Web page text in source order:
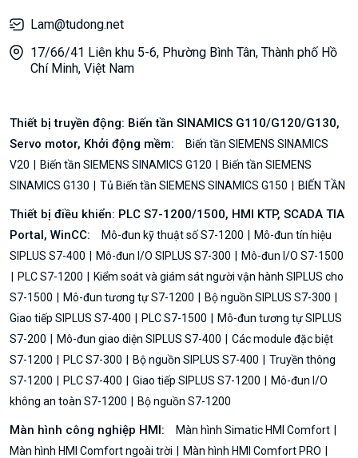
Lam@tudong.net
17/66/41 Liên khu 5-6, Phường Bình Tân, Thành phố Hồ
Chí Minh, Việt Nam
Thiết bị truyền động: Biến tần SINAMICS G110/G120/G130,
Servo motor, Khởi động mềm:
Biến tần SIEMENS SINAMICS
V20
Biến tần SIEMENS SINAMICS G120
Biến tần SIEMENS
SINAMICS G130
Tủ Biến tần SIEMENS SINAMICS G150 BIẾN TẦN
Thiết bị điều khiển: PLC S7-1200/1500, HMI KTP, SCADA TIA
Portal, WinCC:
Mô-đun kỹ thuật số S7-1200
Mô-đun tín hiệu
SIPLUS S7-400
Mô-đun I/O SIPLUS S7-300
Mô-đun I/O S7-1500
PLC S7-1200
Kiểm soát và giám sát người vận hành SIPLUS cho
S7-1500
Mô-đun tương tự S7-1200
Bộ nguồn SIPLUS S7-300
Giao tiếp SIPLUS S7-400
PLC S7-1500
Mô-đun tương tự SIPLUS
S7-200
Mô-đun giao diện SIPLUS S7-400
Các module đặc biệt
S7-1200
PLC S7-300 Bộ nguồn SIPLUS S7-400
Truyền thông
S7-1200
PLC S7-400 Giao tiếp SIPLUS S7-1200
Mô-đun I/O
không an toàn S7-1200
Bộ nguồn S7-1200
Màn hình công nghiệp HMI:
Màn hình Simatic HMI Comfort
Màn hình HMI Comfort ngoài trời
Màn hình HMI Comfort PRO